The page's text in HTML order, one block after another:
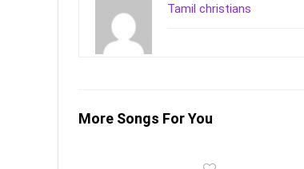
Tamil christians
More Songs For You